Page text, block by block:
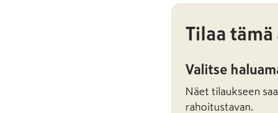
Tilaa tämä
Valitse
Näet tilaukseen
rahoitustavan.